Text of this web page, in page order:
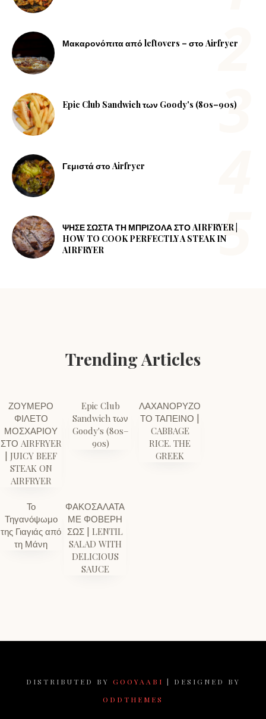
Μακαρονόπιτα από leftovers – στο Airfryer
Epic Club Sandwich των Goody's (80s–90s)
Γεμιστά στο Airfryer
ΨΗΣΕ ΣΩΣΤΑ ΤΗ ΜΠΡΙΖΟΛΑ ΣΤΟ AIRFRYER |
HOW TO COOK PERFECTLY A STEAK IN
AIRFRYER
Trending Articles
ΖΟΥΜΕΡΟ
ΦΙΛΕΤΟ
ΜΟΣΧΑΡΙΟΥ
ΣΤΟ AIRFRYER
| JUICY BEEF
STEAK ON
AIRFRYER
Epic Club
Sandwich των
Goody's (80s–
90s)
ΛΑΧΑΝΟΡΥΖΟ
ΤΟ ΤΑΠΕΙΝΟ |
CABBAGE
RICE. THE
GREEK
Το
Τηγανόψωμο
της Γιαγιάς από
τη Μάνη
ΦΑΚΟΣΑΛΑΤΑ
ΜΕ ΦΟΒΕΡΗ
ΣΩΣ | LENTIL
SALAD WITH
DELICIOUS
SAUCE
DISTRIBUTED BY GOOYAABI | DESIGNED BY
ODDTHEMES